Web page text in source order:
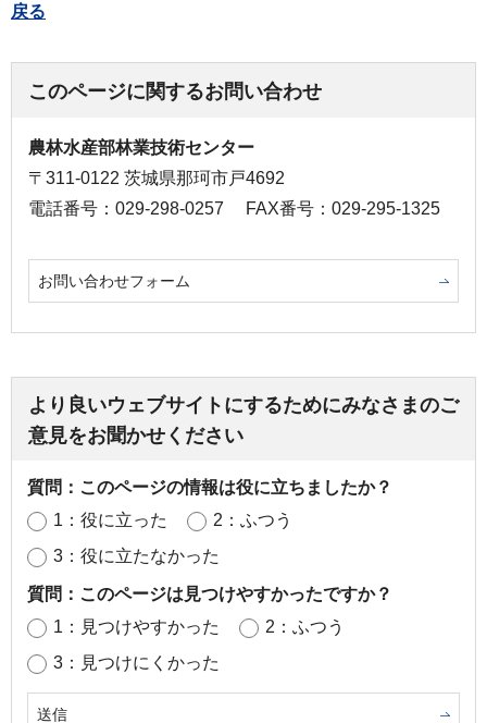
戻る
このページに関するお問い合わせ
農林水産部林業技術センター
〒311-0122 茨城県那珂市戸4692
電話番号：029-298-0257
FAX番号：029-295-1325
お問い合わせフォーム
より良いウェブサイトにするためにみなさまのご
意見をお聞かせください
質問：このページの情報は役に立ちましたか？
1：役に立った
2：ふつう
3：役に立たなかった
質問：このページは見つけやすかったですか？
1：見つけやすかった
2：ふつう
3：見つけにくかった